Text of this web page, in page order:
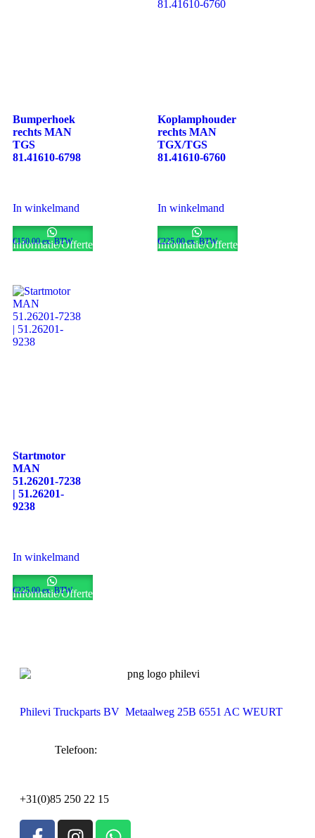
Bumperhoek
rechts MAN
TGS
81.41610-6798
€150.00 ex. BTW
In winkelmand
Informatie/Offerte
Koplamphouder
rechts MAN
TGX/TGS
81.41610-6760
€225.00 ex. BTW
In winkelmand
Informatie/Offerte
Startmotor
MAN
51.26201-7238
| 51.26201-
9238
€225.00 ex. BTW
In winkelmand
Informatie/Offerte
Philevi Truckparts BV Metaalweg 25B 6551 AC WEURT
Telefoon:
+31(0)85 250 22 15